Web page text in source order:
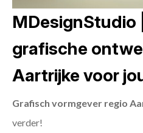
MDesignStudio
grafische
Aartrijke voor
Grafisch vormgever regio
verder!